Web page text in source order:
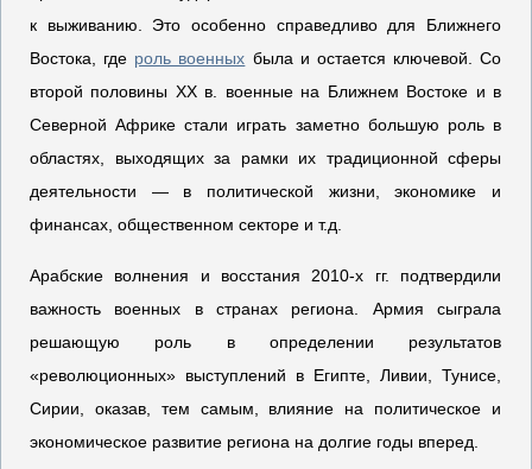
к выживанию. Это особенно справедливо для Ближнего
Востока, где роль военных была и остается ключевой. Со
второй половины XX в. военные на Ближнем Востоке и в
Северной Африке стали играть заметно большую роль в
областях, выходящих за рамки их традиционной сферы
деятельности — в политической жизни, экономике и
финансах, общественном секторе и т.д.
Арабские волнения и восстания 2010-х гг. подтвердили
важность военных в странах региона. Армия сыграла
решающую роль в определении результатов
«революционных» выступлений в Египте, Ливии, Тунисе,
Сирии, оказав, тем самым, влияние на политическое и
экономическое развитие региона на долгие годы вперед.